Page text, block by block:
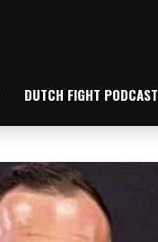
DUTCH FIGHT PODCAST